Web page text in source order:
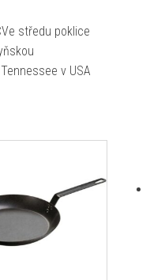
středu poklice
v USA